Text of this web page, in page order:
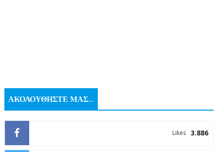
ΑΚΟΛΟΥΘΗΣΤΕ ΜΑΣ...
3.886
Likes